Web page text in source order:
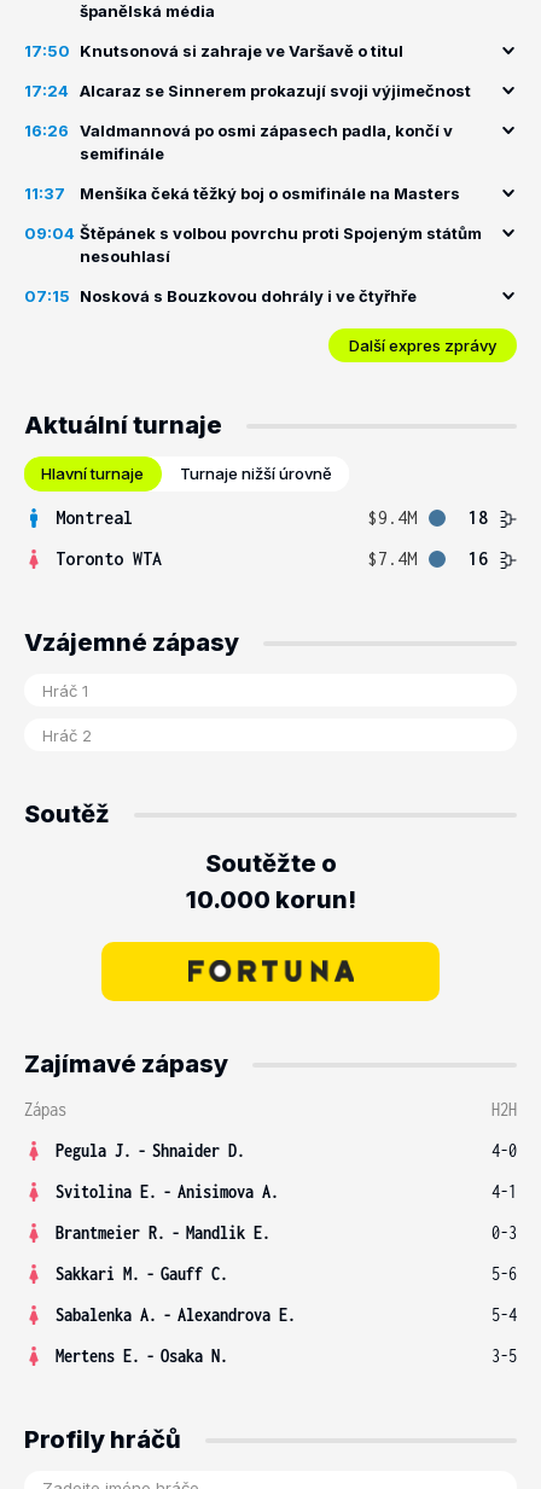
španělská média
17:50 Knutsonová si zahraje ve Varšavě o titul
17:24 Alcaraz se Sinnerem prokazují svoji výjimečnost
16:26
Valdmannová po osmi zápasech padla, končí v
semifinále
11:37 Menšíka čeká těžký boj o osmifinále na Masters
09:04 Štěpánek s volbou povrchu proti Spojeným státům
nesouhlasí
07:15 Nosková s Bouzkovou dohrály i ve čtyřhře
Další expres zprávy
Aktuální turnaje
Hlavní turnaje Turnaje nižší úrovně
Montreal $9.4M
18
Toronto WTA
$7.4M 16
Vzájemné zápasy
Soutěž
Soutěžte o
10.000 korun!
Zajímavé zápasy
Zápas
H2H
Pegula J. - Shnaider D.
4-0
Svitolina E. - Anisimova A.
4-1
Brantmeier R. - Mandlik E.
0-3
Sakkari M. - Gauff C.
5-6
Sabalenka A. - Alexandrova E.
5-4
Mertens E. - Osaka N. 3-5
Profily hráčů